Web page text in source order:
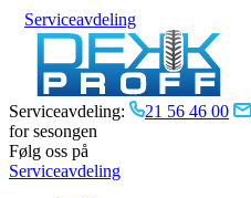
Serviceavdeling
Serviceavdeling: 21 56 46 00
for sesongen
Følg oss på
Serviceavdeling